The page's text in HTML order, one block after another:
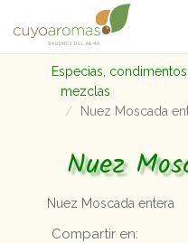
Especias,
mezclas
Nuez Moscada
Nuez
Nuez Moscada entera
Compartir en: